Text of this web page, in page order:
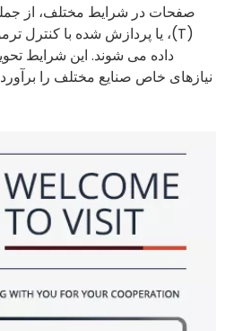
داده می شوند. این شرایط
نیازهای خاص صنایع مختلف را